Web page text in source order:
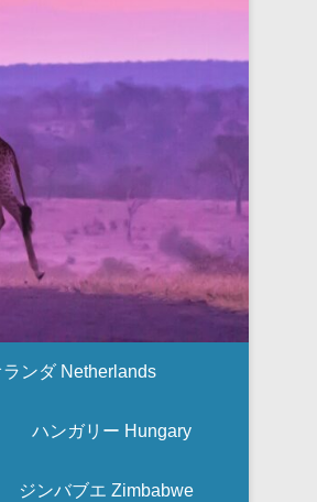
ランダ Netherlands
ハンガリー Hungary
ジンバブエ Zimbabwe